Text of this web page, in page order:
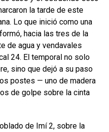
la tarde de este
Lo que inició como una
hacia las tres de la
de agua y vendavales
24. El temporal no solo
sino que dejó a su paso
postes — uno de madera
de golpe sobre la cinta
de Imí 2, sobre la